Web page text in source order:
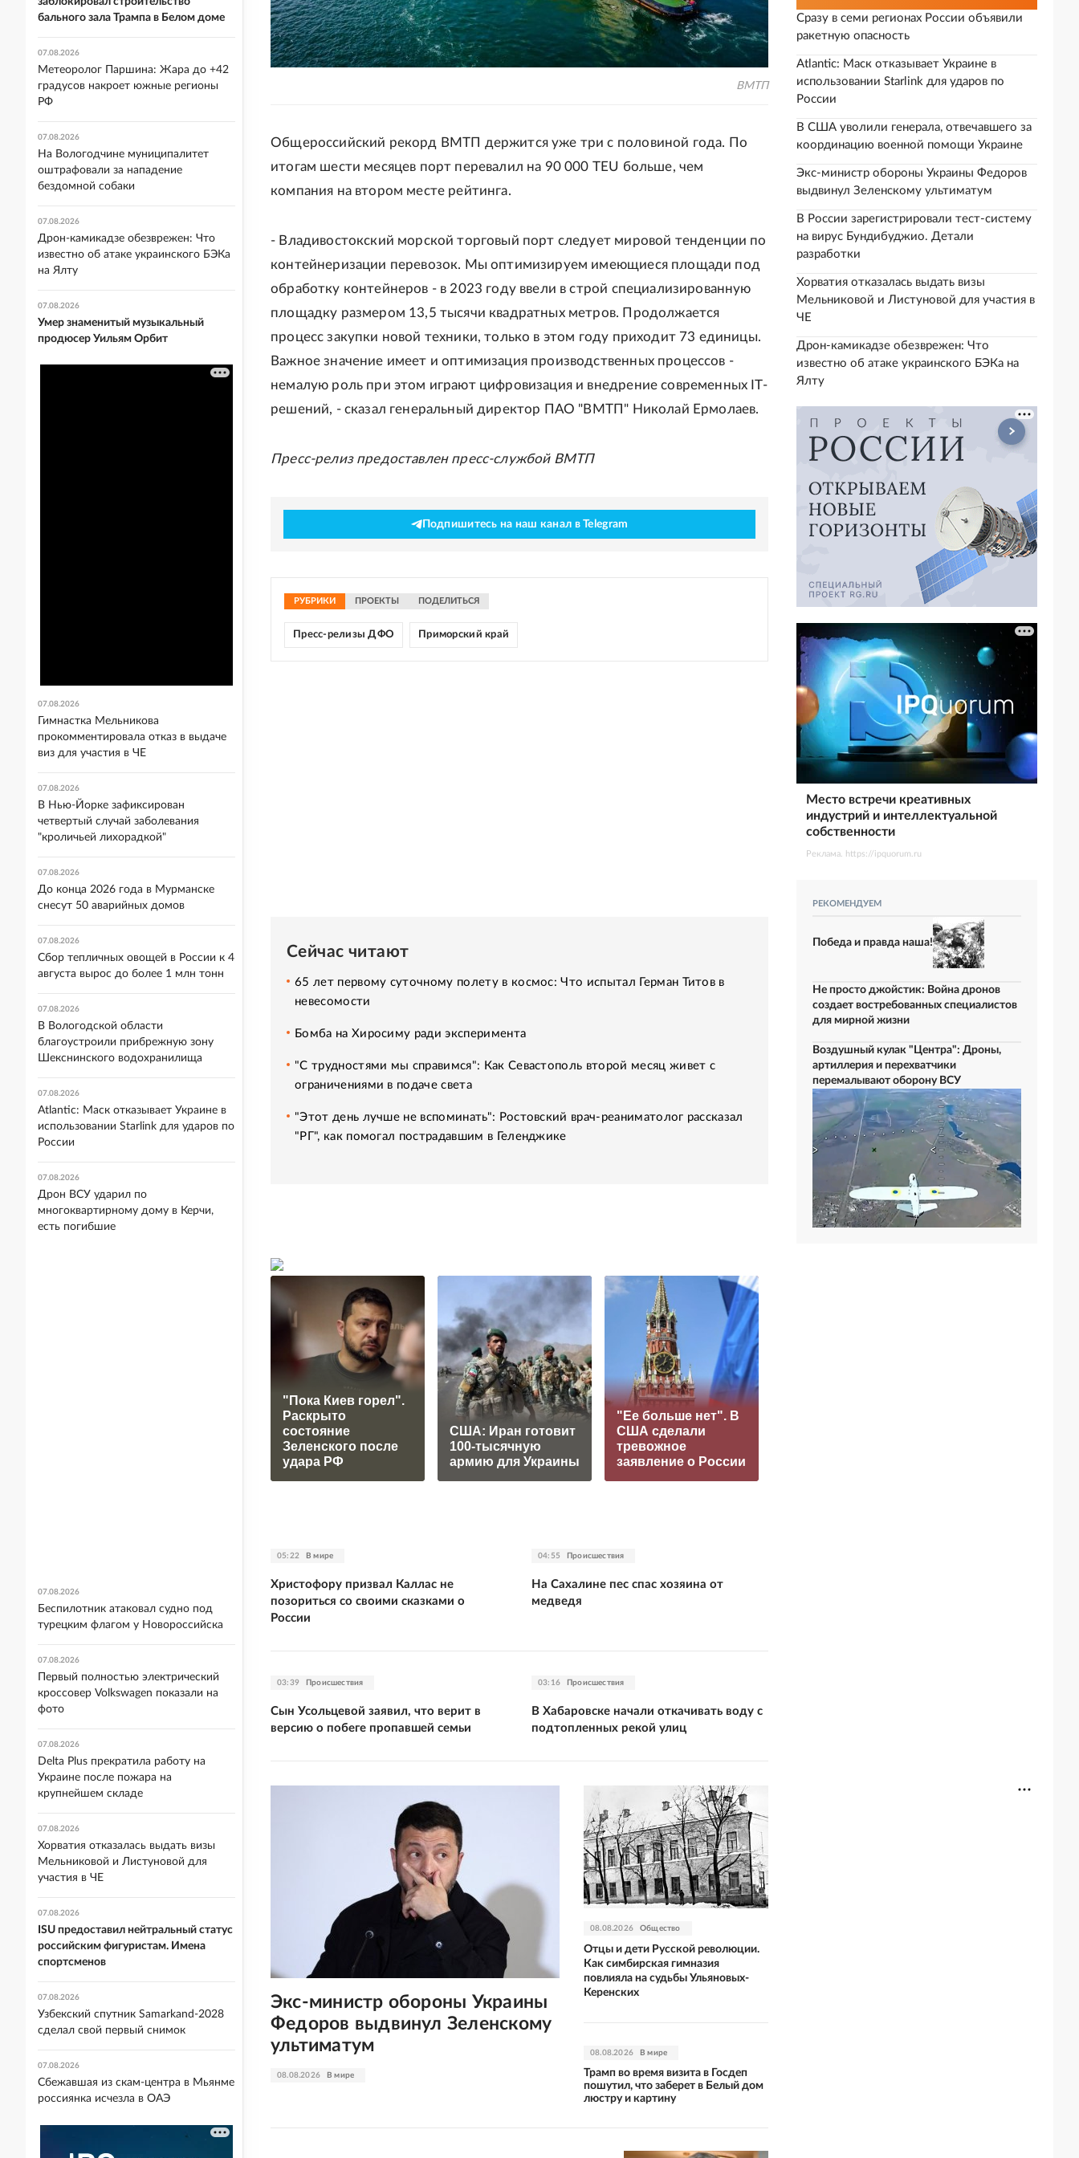
ВМТП
Общероссийский рекорд ВМТП держится уже три с половиной года. По
итогам шести месяцев порт перевалил на 90 000 TEU больше, чем
компания на втором месте рейтинга.
- Владивостокский морской торговый порт следует мировой тенденции по
контейнеризации перевозок. Мы оптимизируем имеющиеся площади под
обработку контейнеров - в 2023 году ввели в строй специализированную
площадку размером 13,5 тысячи квадратных метров. Продолжается
процесс закупки новой техники, только в этом году приходит 73 единицы.
Важное значение имеет и оптимизация производственных процессов -
немалую роль при этом играют цифровизация и внедрение современных IT-
решений, - сказал генеральный директор ПАО "ВМТП" Николай Ермолаев.
Пресс-релиз предоставлен пресс-службой ВМТП
Подпишитесь на наш канал в Telegram
РУБРИКИ ПРОЕКТЫ ПОДЕЛИТЬСЯ
Пресс-релизы ДФО Приморский край
Сейчас читают
65 лет первому суточному полету в космос: Что испытал Герман Титов в
невесомости
Бомба на Хиросиму ради эксперимента
"С трудностями мы справимся": Как Севастополь второй месяц живет с
ограничениями в подаче света
"Этот день лучше не вспоминать": Ростовский врач-реаниматолог рассказал
"РГ", как помогал пострадавшим в Геленджике
"Пока Киев горел".
Раскрыто
состояние
Зеленского после
удара РФ
США: Иран готовит
100-тысячную
армию для Украины
"Ее больше нет". В
США сделали
тревожное
заявление о России
05:22 В мире
Христофору призвал Каллас не
позориться со своими сказками о
России
04:55 Происшествия
На Сахалине пес спас хозяина от
медведя
03:39 Происшествия
Сын Усольцевой заявил, что верит в
версию о побеге пропавшей семьи
03:16 Происшествия
В Хабаровске начали откачивать воду с
подтопленных рекой улиц
08.08.2026 В мире
Экс-министр обороны Украины
Федоров выдвинул Зеленскому
ультиматум
08.08.2026 Общество
Отцы и дети Русской революции.
Как симбирская гимназия
повлияла на судьбы Ульяновых-
Керенских
08.08.2026 В мире
Трамп во время визита в Госдеп
пошутил, что заберет в Белый дом
люстру и картину
Сразу в семи регионах России объявили
ракетную опасность
Atlantic: Маск отказывает Украине в
использовании Starlink для ударов по
России
В США уволили генерала, отвечавшего за
координацию военной помощи Украине
Экс-министр обороны Украины Федоров
выдвинул Зеленскому ультиматум
В России зарегистрировали тест-систему
на вирус Бундибуджио. Детали
разработки
Хорватия отказалась выдать визы
Мельниковой и Листуновой для участия в
ЧЕ
Дрон-камикадзе обезврежен: Что
известно об атаке украинского БЭКа на
Ялту
Место встречи креативных
индустрий и интеллектуальной
собственности
Реклама. https://ipquorum.ru
РЕКОМЕНДУЕМ
Победа и правда наша!
Не просто джойстик: Война дронов
создает востребованных специалистов
для мирной жизни
Воздушный кулак "Центра": Дроны,
артиллерия и перехватчики
перемалывают оборону ВСУ
бального зала Трампа в Белом доме
07.08.2026
Метеоролог Паршина: Жара до +42
градусов накроет южные регионы
РФ
07.08.2026
На Вологодчине муниципалитет
оштрафовали за нападение
бездомной собаки
07.08.2026
Дрон-камикадзе обезврежен: Что
известно об атаке украинского БЭКа
на Ялту
07.08.2026
Умер знаменитый музыкальный
продюсер Уильям Орбит
07.08.2026
Гимнастка Мельникова
прокомментировала отказ в выдаче
виз для участия в ЧЕ
07.08.2026
В Нью-Йорке зафиксирован
четвертый случай заболевания
"кроличьей лихорадкой"
07.08.2026
До конца 2026 года в Мурманске
снесут 50 аварийных домов
07.08.2026
Сбор тепличных овощей в России к 4
августа вырос до более 1 млн тонн
07.08.2026
В Вологодской области
благоустроили прибрежную зону
Шекснинского водохранилища
07.08.2026
Atlantic: Маск отказывает Украине в
использовании Starlink для ударов по
России
07.08.2026
Дрон ВСУ ударил по
многоквартирному дому в Керчи,
есть погибшие
07.08.2026
Беспилотник атаковал судно под
турецким флагом у Новороссийска
07.08.2026
Первый полностью электрический
кроссовер Volkswagen показали на
фото
07.08.2026
Delta Plus прекратила работу на
Украине после пожара на
крупнейшем складе
07.08.2026
Хорватия отказалась выдать визы
Мельниковой и Листуновой для
участия в ЧЕ
07.08.2026
ISU предоставил нейтральный статус
российским фигуристам. Имена
спортсменов
07.08.2026
Узбекский спутник Samarkand-2028
сделал свой первый снимок
07.08.2026
Сбежавшая из скам-центра в Мьянме
россиянка исчезла в ОАЭ